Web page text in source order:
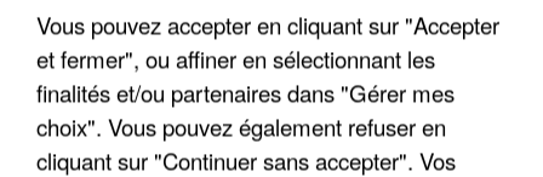
APRÈS TOUTES CES CANICULES, LES REFUGES
DE FAUNE SAUVAGE SONT...
Vous pouvez accepter en cliquant sur "Accepter
et fermer", ou affiner en sélectionnant les
finalités et/ou partenaires dans "Gérer mes
choix". Vous pouvez également refuser en
cliquant sur "Continuer sans accepter". Vos